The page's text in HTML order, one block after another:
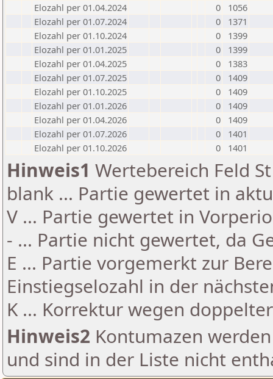
Elozahl per 01.04.2024
0
1056
Elozahl per 01.07.2024
0
1371
Elozahl per 01.10.2024
0
1399
Elozahl per 01.01.2025
0
1399
Elozahl per 01.04.2025
0
1383
Elozahl per 01.07.2025
0
1409
Elozahl per 01.10.2025
0
1409
Elozahl per 01.01.2026
0
1409
Elozahl per 01.04.2026
0
1409
Elozahl per 01.07.2026
0
1401
Elozahl per 01.10.2026
0 1401
Hinweis1 Wertebereich Feld
blank ... Partie gewertet in
V ... Partie gewertet in
- ... Partie nicht gewertet, da
E ... Partie vorgemerkt zur
Einstiegselozahl in der
K ... Korrektur wegen
Hinweis2 Kontumazen
und sind in der Liste nicht